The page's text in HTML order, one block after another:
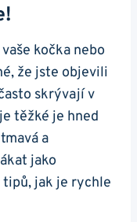
kočka nebo
že jste objevili
skrývají v
těžké je hned
a
jako
jak je rychle